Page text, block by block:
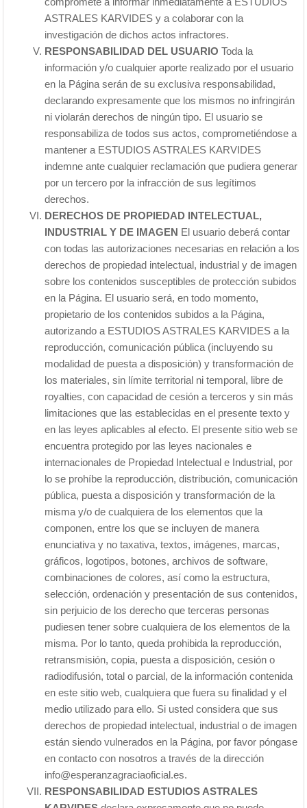
ASTRALES KARVIDES y a colaborar con la
investigación de dichos actos infractores.
RESPONSABILIDAD DEL USUARIO Toda la
información y/o cualquier aporte realizado por el usuario
en la Página serán de su exclusiva responsabilidad,
declarando expresamente que los mismos no infringirán
ni violarán derechos de ningún tipo. El usuario se
responsabiliza de todos sus actos, comprometiéndose a
mantener a ESTUDIOS ASTRALES KARVIDES
indemne ante cualquier reclamación que pudiera generar
por un tercero por la infracción de sus legítimos
derechos.
DERECHOS DE PROPIEDAD INTELECTUAL,
INDUSTRIAL Y DE IMAGEN El usuario deberá contar
con todas las autorizaciones necesarias en relación a los
derechos de propiedad intelectual, industrial y de imagen
sobre los contenidos susceptibles de protección subidos
en la Página. El usuario será, en todo momento,
propietario de los contenidos subidos a la Página,
autorizando a ESTUDIOS ASTRALES KARVIDES a la
reproducción, comunicación pública (incluyendo su
modalidad de puesta a disposición) y transformación de
los materiales, sin límite territorial ni temporal, libre de
royalties, con capacidad de cesión a terceros y sin más
limitaciones que las establecidas en el presente texto y
en las leyes aplicables al efecto. El presente sitio web se
encuentra protegido por las leyes nacionales e
internacionales de Propiedad Intelectual e Industrial, por
lo se prohíbe la reproducción, distribución, comunicación
pública, puesta a disposición y transformación de la
misma y/o de cualquiera de los elementos que la
componen, entre los que se incluyen de manera
enunciativa y no taxativa, textos, imágenes, marcas,
gráficos, logotipos, botones, archivos de software,
combinaciones de colores, así como la estructura,
selección, ordenación y presentación de sus contenidos,
sin perjuicio de los derecho que terceras personas
pudiesen tener sobre cualquiera de los elementos de la
misma. Por lo tanto, queda prohibida la reproducción,
retransmisión, copia, puesta a disposición, cesión o
radiodifusión, total o parcial, de la información contenida
en este sitio web, cualquiera que fuera su finalidad y el
medio utilizado para ello. Si usted considera que sus
derechos de propiedad intelectual, industrial o de imagen
están siendo vulnerados en la Página, por favor póngase
en contacto con nosotros a través de la dirección
info@esperanzagraciaoficial.es.
RESPONSABILIDAD ESTUDIOS ASTRALES